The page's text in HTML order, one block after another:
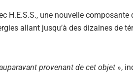
H.E.S.S., une nouvelle composante
allant jusqu’à des dizaines de
provenant de cet objet »,